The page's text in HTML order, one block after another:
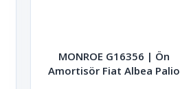
MONROE G16356 | Ön
Amortisör Fiat Albea Palio